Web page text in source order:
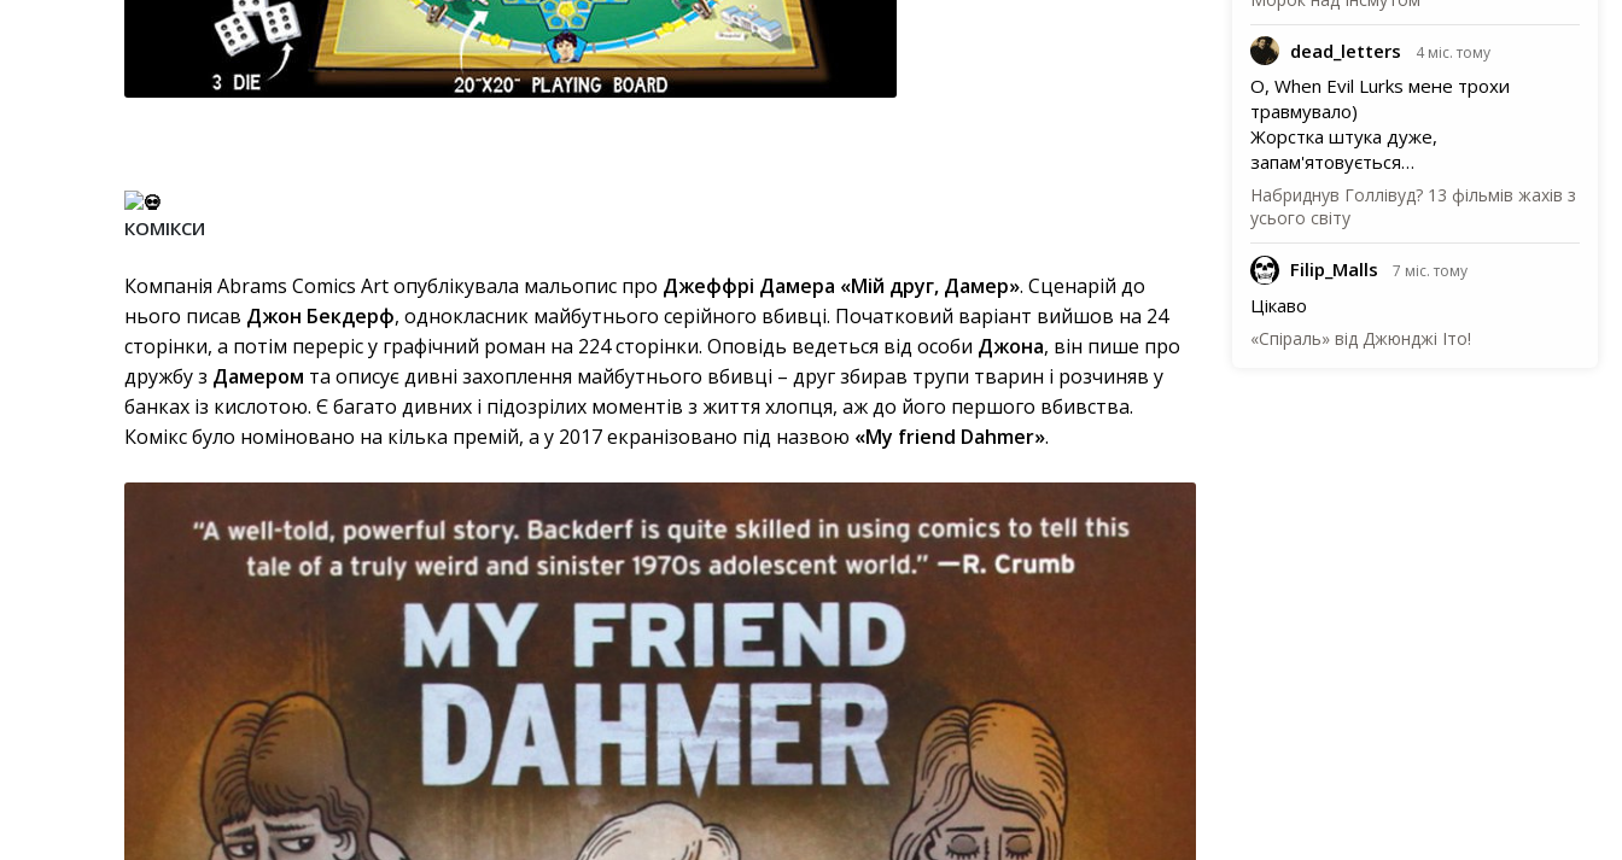
КОМІКСИ
Компанія Abrams Comics Art опублікувала мальопис про Джеффрі Дамера «Мій друг, Дамер». Сценарій до
нього писав Джон Бекдерф, однокласник майбутнього серійного вбивці. Початковий варіант вийшов на 24
сторінки, а потім переріс у графічний роман на 224 сторінки. Оповідь ведеться від особи Джона, він пише про
дружбу з Дамером та описує дивні захоплення майбутнього вбивці – друг збирав трупи тварин і розчиняв у
банках із кислотою. Є багато дивних і підозрілих моментів з життя хлопця, аж до його першого вбивства.
Комікс було номіновано на кілька премій, а у 2017 екранізовано під назвою «My friend Dahmer».
dead_letters 4 міс. тому
О, When Evil Lurks мене трохи
травмувало)
Жорстка штука дуже,
запам'ятовується…
Набриднув Голлівуд? 13 фільмів жахів з
усього світу
Filip_Malls 7 міс. тому
Цікаво
«Спіраль» від Джюнджі Іто!